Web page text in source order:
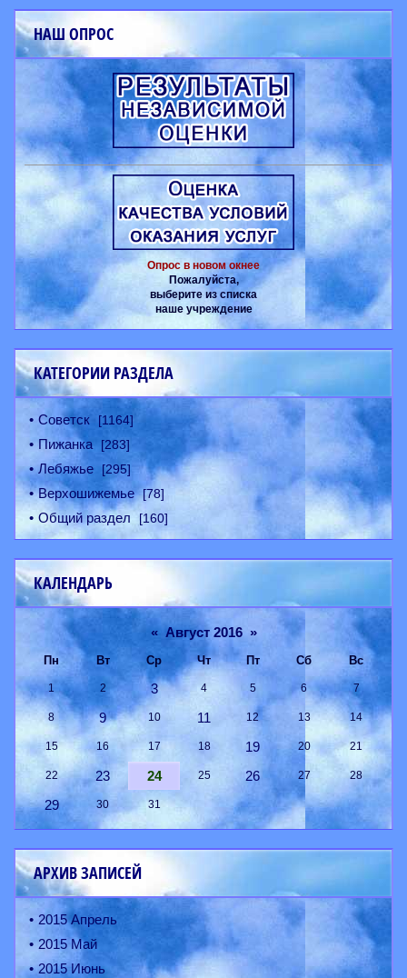
НАШ ОПРОС
Опрос в новом окнее
Пожалуйста,
выберите из списка
наше учреждение
КАТЕГОРИИ РАЗДЕЛА
Советск [1164]
Пижанка [283]
Лебяжье [295]
Верхошижемье [78]
Общий раздел [160]
КАЛЕНДАРЬ
« Август 2016 »
Пн Вт Ср Чт Пт Сб Вс
1 2 3 4 5 6 7
8 9 10 11 12 13 14
15 16 17 18 19 20 21
22 23 24 25 26 27 28
29 30 31
АРХИВ ЗАПИСЕЙ
2015 Апрель
2015 Май
2015 Июнь